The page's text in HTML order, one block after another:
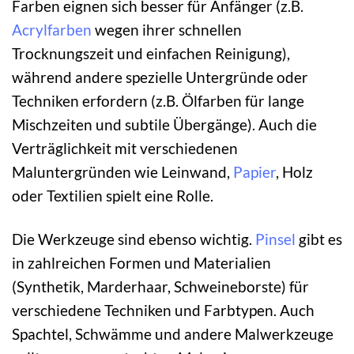
Farben eignen sich besser für Anfänger (z.B.
Acrylfarben wegen ihrer schnellen
Trocknungszeit und einfachen Reinigung),
während andere spezielle Untergründe oder
Techniken erfordern (z.B. Ölfarben für lange
Mischzeiten und subtile Übergänge). Auch die
Verträglichkeit mit verschiedenen
Maluntergründen wie Leinwand, Papier, Holz
oder Textilien spielt eine Rolle.
Die Werkzeuge sind ebenso wichtig. Pinsel gibt es
in zahlreichen Formen und Materialien
(Synthetik, Marderhaar, Schweineborste) für
verschiedene Techniken und Farbtypen. Auch
Spachtel, Schwämme und andere Malwerkzeuge